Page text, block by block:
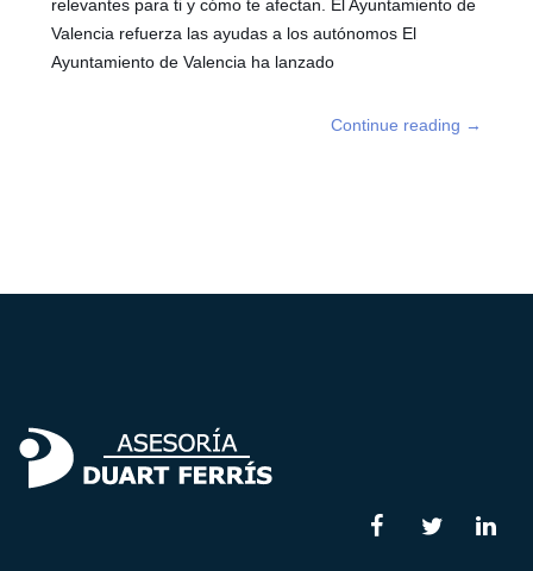
relevantes para ti y cómo te afectan. El Ayuntamiento de
Valencia refuerza las ayudas a los autónomos El
Ayuntamiento de Valencia ha lanzado
Continue reading →